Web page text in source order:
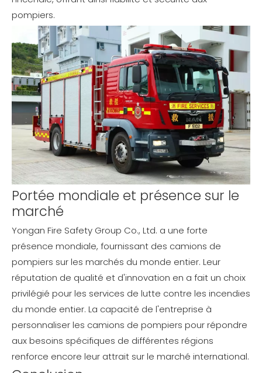
pompiers.
Portée mondiale et présence sur le
marché
Yongan Fire Safety Group Co., Ltd. a une forte
présence mondiale, fournissant des camions de
pompiers sur les marchés du monde entier. Leur
réputation de qualité et d'innovation en a fait un choix
privilégié pour les services de lutte contre les incendies
du monde entier. La capacité de l'entreprise à
personnaliser les camions de pompiers pour répondre
aux besoins spécifiques de différentes régions
renforce encore leur attrait sur le marché international.